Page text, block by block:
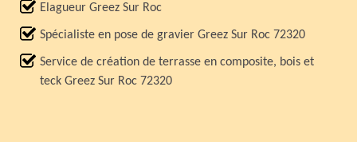
Elagueur Greez Sur Roc
Spécialiste en pose de gravier Greez Sur Roc 72320
Service de création de terrasse en composite, bois et
teck Greez Sur Roc 72320